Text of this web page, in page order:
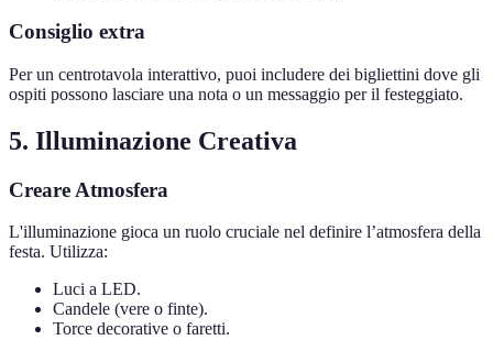
Consiglio extra
Per un centrotavola interattivo, puoi includere dei bigliettini dove gli
ospiti possono lasciare una nota o un messaggio per il festeggiato.
5. Illuminazione Creativa
Creare Atmosfera
L'illuminazione gioca un ruolo cruciale nel definire l’atmosfera della
festa. Utilizza:
Luci a LED.
Candele (vere o finte).
Torce decorative o faretti.